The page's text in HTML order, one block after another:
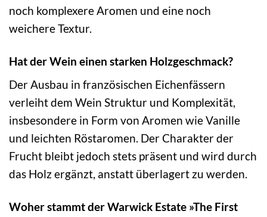
noch komplexere Aromen und eine noch
weichere Textur.
Hat der Wein einen starken Holzgeschmack?
Der Ausbau in französischen Eichenfässern
verleiht dem Wein Struktur und Komplexität,
insbesondere in Form von Aromen wie Vanille
und leichten Röstaromen. Der Charakter der
Frucht bleibt jedoch stets präsent und wird durch
das Holz ergänzt, anstatt überlagert zu werden.
Woher stammt der Warwick Estate »The First